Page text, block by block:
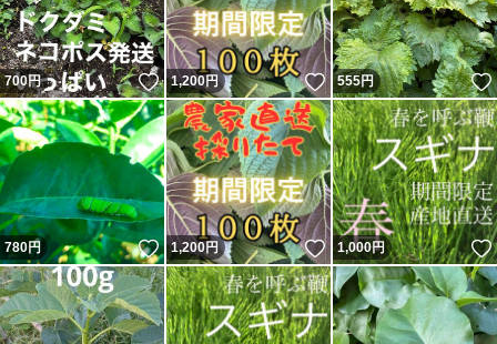
700円 いいね！
1,200円 いいね！
555円
780円 いいね！
1,200円 いいね！
1,000円